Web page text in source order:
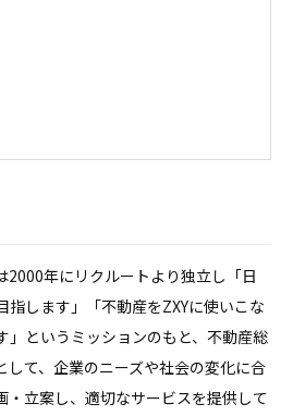
年にリクルートより独立し「日
指します」「不動産をZXYに使いこな
」というミッションのもと、不動産総
して、企業のニーズや社会の変化に合
・立案し、適切なサービスを提供して